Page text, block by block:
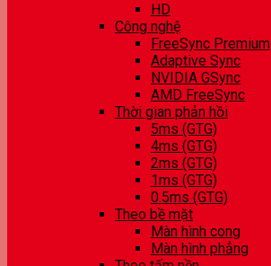
HD
Công nghệ
FreeSync Premium
Adaptive Sync
NVIDIA GSync
AMD FreeSync
Thời gian phản hồi
5ms (GTG)
4ms (GTG)
2ms (GTG)
1ms (GTG)
0.5ms (GTG)
Theo bề mặt
Màn hình cong
Màn hình phẳng